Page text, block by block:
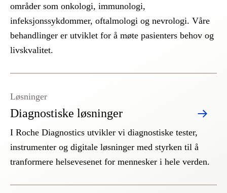
områder som onkologi, immunologi,
infeksjonssykdommer, oftalmologi og nevrologi. Våre
behandlinger er utviklet for å møte pasienters behov og
livskvalitet.
Diagnostiske løsninger
Løsninger
I Roche Diagnostics utvikler vi diagnostiske tester,
instrumenter og digitale løsninger med styrken til å
tranformere helsevesenet for mennesker i hele verden.